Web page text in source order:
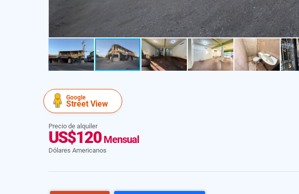
Google
Street View
Precio de alquiler
US$120Mensual
Dólares Americanos